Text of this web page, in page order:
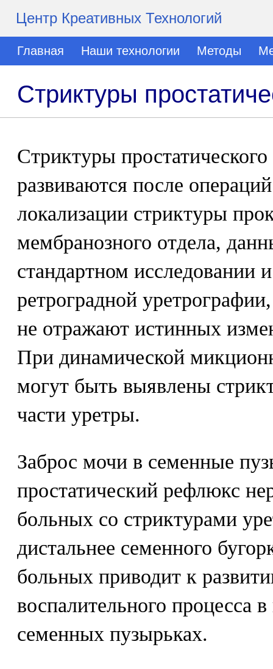
Центр Креативных Технологий
Главная Наши технологии Методы
Стриктуры
Стриктуры
развиваются после
локализации стриктуры
мембранозного отдела,
стандартном исследовании
ретроградной
не отражают истинных
При динамической
могут быть выявлены
части уретры.
Заброс мочи в семенные
простатический рефлюкс
больных со стриктурами
дистальнее семенного
больных приводит к
воспалительного процесса
семенных пузырьках.